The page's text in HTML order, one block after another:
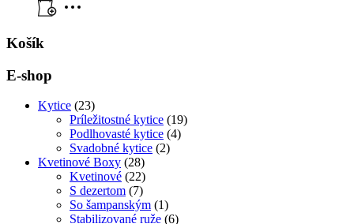
Košík
E-shop
Kytice (23)
Príležitostné kytice (19)
Podlhovasté kytice (4)
Svadobné kytice (2)
Kvetinové Boxy (28)
Kvetinové (22)
S dezertom (7)
So šampanským (1)
Stabilizované ruže (6)